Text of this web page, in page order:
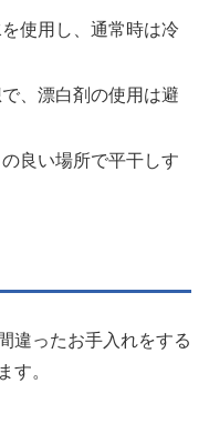
使用し、通常時は冷
、漂白剤の使用は避
良い場所で平干しす
違ったお手入れをする
す。